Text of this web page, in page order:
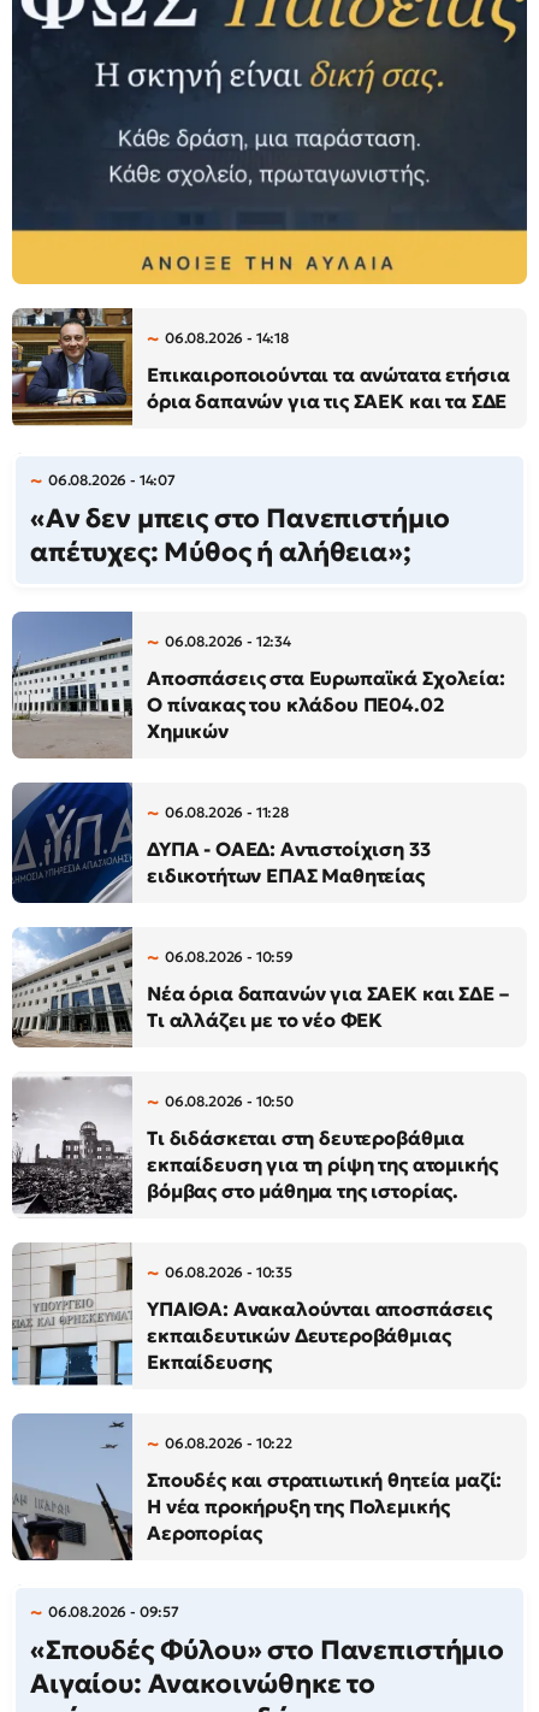
06.08.2026 - 14:18
Επικαιροποιούνται τα ανώτατα ετήσια
όρια δαπανών για τις ΣΑΕΚ και τα ΣΔΕ
06.08.2026 - 14:07
«Αν δεν μπεις στο Πανεπιστήμιο
απέτυχες: Μύθος ή αλήθεια»;
06.08.2026 - 12:34
Αποσπάσεις στα Ευρωπαϊκά Σχολεία:
Ο πίνακας του κλάδου ΠΕ04.02
Χημικών
06.08.2026 - 11:28
ΔΥΠΑ - ΟΑΕΔ: Αντιστοίχιση 33
ειδικοτήτων ΕΠΑΣ Μαθητείας
06.08.2026 - 10:59
Νέα όρια δαπανών για ΣΑΕΚ και ΣΔΕ –
Τι αλλάζει με το νέο ΦΕΚ
06.08.2026 - 10:50
Τι διδάσκεται στη δευτεροβάθμια
εκπαίδευση για τη ρίψη της ατομικής
βόμβας στο μάθημα της ιστορίας.
06.08.2026 - 10:35
ΥΠΑΙΘΑ: Ανακαλούνται αποσπάσεις
εκπαιδευτικών Δευτεροβάθμιας
Εκπαίδευσης
06.08.2026 - 10:22
Σπουδές και στρατιωτική θητεία μαζί:
Η νέα προκήρυξη της Πολεμικής
Αεροπορίας
06.08.2026 - 09:57
«Σπουδές Φύλου» στο Πανεπιστήμιο
Αιγαίου: Ανακοινώθηκε το